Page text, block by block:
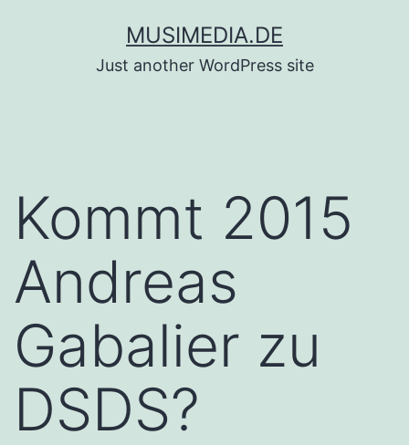
MUSIMEDIA.DE
Just another WordPress site
Kommt 2015
Andreas
Gabalier zu
DSDS?